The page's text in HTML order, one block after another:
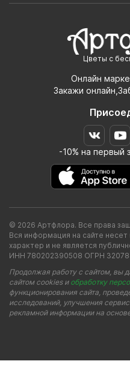
Цветы с
Онлайн
Закажи
-10% на первый
© 2026 Артфлора. Все права
Вся информация на сайте
характер и не является
ИНН 780202390508 ОГРН
Продолжая работу с сайтом, вы
сайтом cookies и обработку
функционирования сайта,
исследований, улучшения
рекламной информации на